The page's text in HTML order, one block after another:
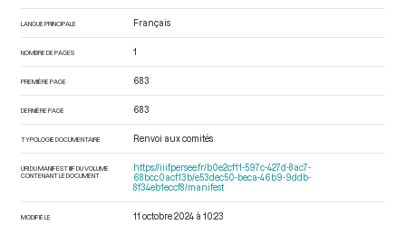
LANGUE PRINCIPALE Français
NOMBRE DE PAGES 1
PREMIÈRE PAGE 683
DERNIÈRE PAGE 683
TYPOLOGIE DOCUMENTAIRE Renvoi aux comités
URI DU MANIFEST IIIF DU VOLUME
CONTENANT LE DOCUMENT
https://iiif.persee.fr/b0e2cf11-597c-427d-8ac7-
68bcc0acf13b/e53dec50-beca-46b9-9ddb-
8f34eb1eccf8/manifest
MODIFIÉ LE 11 octobre 2024 à 10:23